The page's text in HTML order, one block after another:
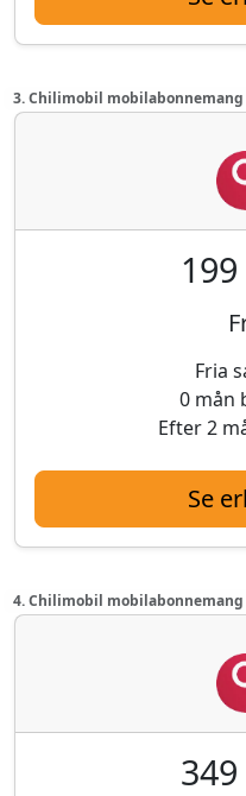
3. Chilimobil
Fria
0 mån
Efter 2
Se
4. Chilimobil